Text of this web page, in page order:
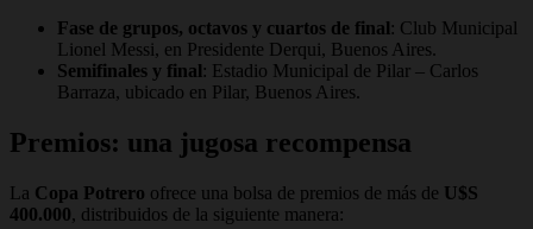
Fase de grupos, octavos y cuartos de final: Club Municipal
Lionel Messi, en Presidente Derqui, Buenos Aires.
Semifinales y final: Estadio Municipal de Pilar – Carlos
Barraza, ubicado en Pilar, Buenos Aires.
Premios: una jugosa recompensa
La Copa Potrero ofrece una bolsa de premios de más de U$S
400.000, distribuidos de la siguiente manera: